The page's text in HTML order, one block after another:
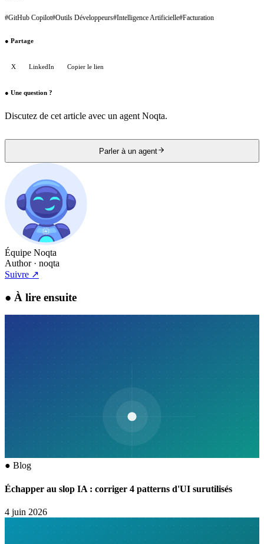
#GitHub Copilot#Outils Développeurs#Intelligence Artificielle#Facturation
● Partage
X LinkedIn Copier le lien
● Une question ?
Discutez de cet article avec un agent Noqta.
Parler à un agent
Équipe Noqta
Author· noqta
Suivre ↗
● À lire ensuite
● Blog
Échapper au slop IA : corriger 4 patterns d'UI surutilisés
4 juin 2026